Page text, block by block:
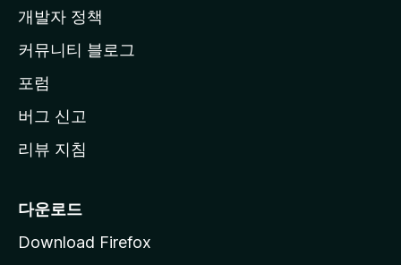
지
이
동
개발자 정책
커뮤니티 블로그
포럼
버그 신고
리뷰 지침
다운로드
Download Firefox